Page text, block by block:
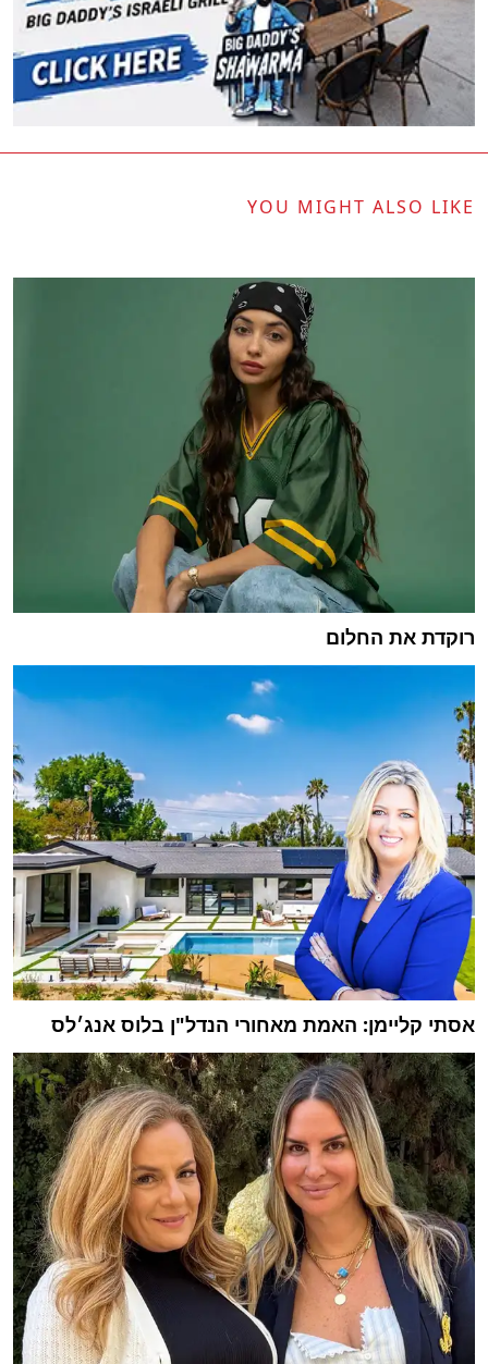
YOU MIGHT ALSO LIKE
רוקדת את החלום
אסתי קליימן: האמת מאחורי הנדל"ן בלוס אנג׳לס